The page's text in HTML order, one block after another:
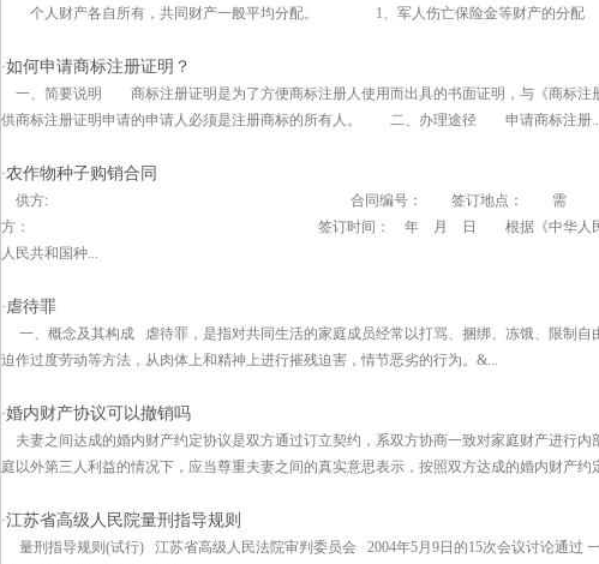
个人财产各自所有，共同财产一般平均分配。 1、军人伤亡保险金等财产的
·如何申请商标注册证明？
一、简要说明 商标注册证明是为了方便商标注册人使用而出具的书面证明，与《商标注
供商标注册证明申请的申请人必须是注册商标的所有人。 二、办理途径 申请商标注册
·农作物种子购销合同
供方: 合同编号： 签订地点： 需
方： 签订时间： 年 月 日 根据《中华人民共和国经济
人民共和国种...
· 虐待罪
一、概念及其构成 虐待罪，是指对共同生活的家庭成员经常以打骂、捆绑、冻饿、限制自
迫作过度劳动等方法，从肉体上和精神上进行摧残迫害，情节恶劣的行为。&...
·婚内财产协议可以撤销吗
夫妻之间达成的婚内财产约定协议是双方通过订立契约，系双方协商一致对家庭财产进行内
庭以外第三人利益的情况下，应当尊重夫妻之间的真实意思表示，按照双方达成的婚内财产约
·江苏省高级人民院量刑指导规则
量刑指导规则(试行) 江苏省高级人民法院审判委员会 2004年5月9日的15次会议讨论通